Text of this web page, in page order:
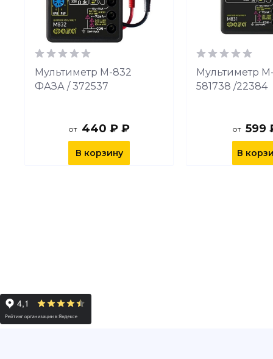
Мультиметр М-832
ФАЗА / 372537
от 440 ₽ ₽
В корзину
Мультиметр
581738 /22384
от 599
В